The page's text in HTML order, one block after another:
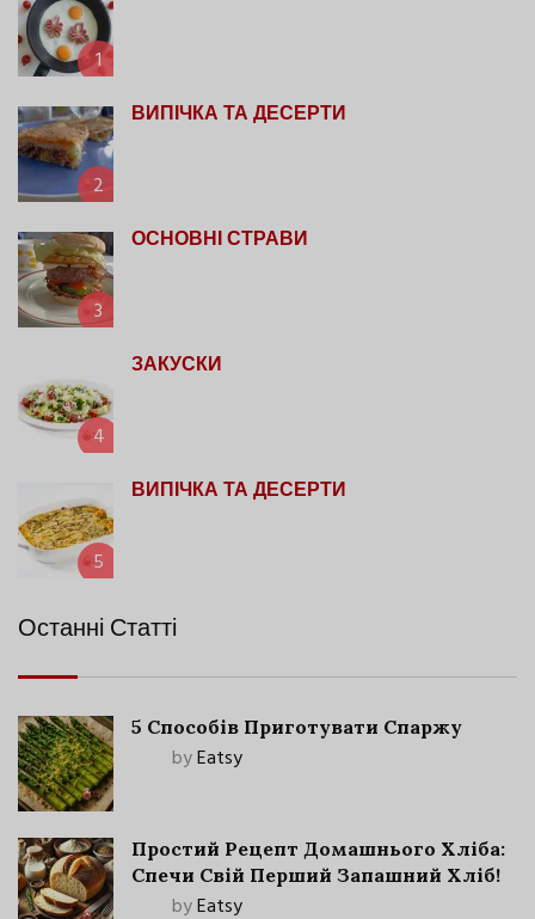
1
2
ВИПІЧКА ТА ДЕСЕРТИ
3
ОСНОВНІ СТРАВИ
4
ЗАКУСКИ
5
ВИПІЧКА ТА ДЕСЕРТИ
Останні Статті
5 Способів Приготувати Спаржу
byEatsy
Простий Рецепт Домашнього Хліба:
Спечи Свій Перший Запашний Хліб!
byEatsy